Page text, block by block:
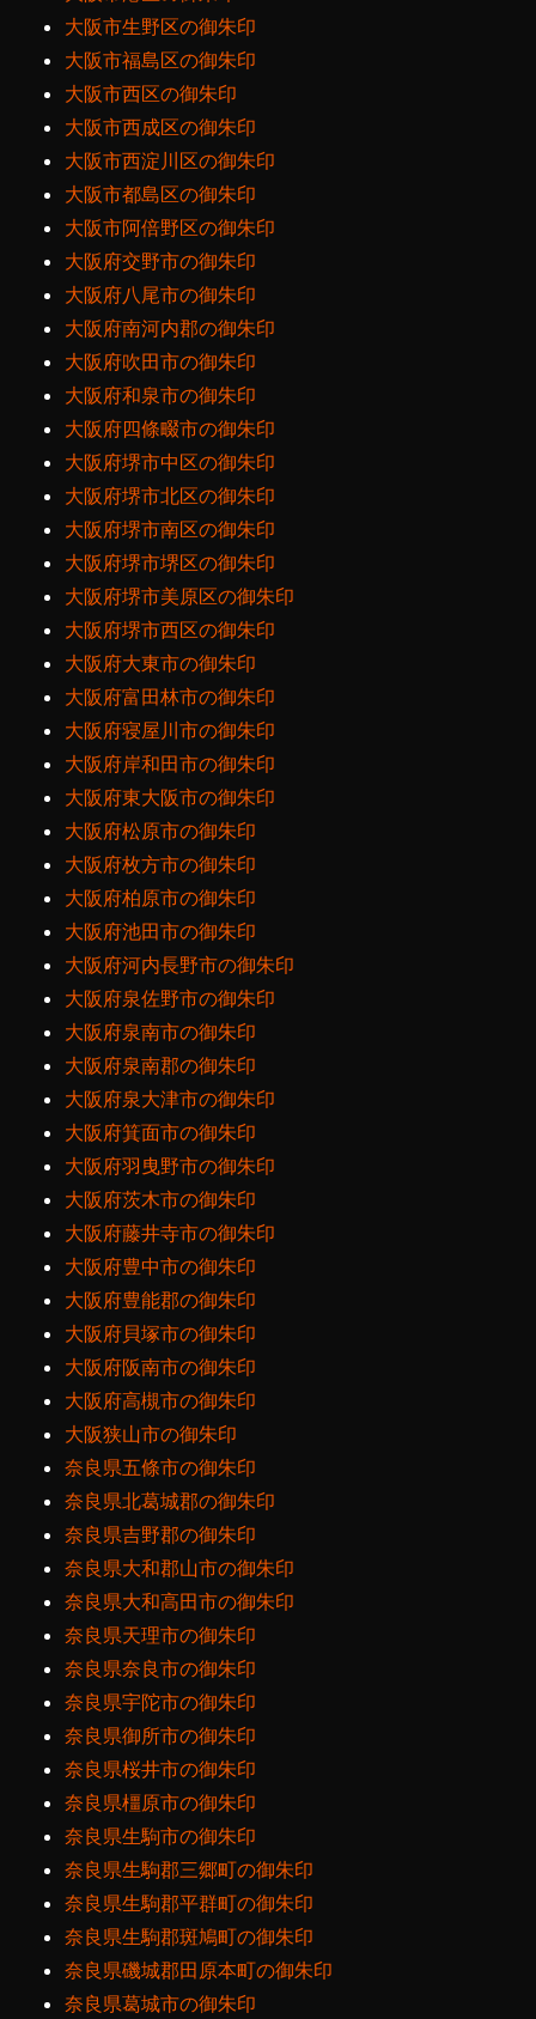
大阪市生野区の御朱印
大阪市福島区の御朱印
大阪市西区の御朱印
大阪市西成区の御朱印
大阪市西淀川区の御朱印
大阪市都島区の御朱印
大阪市阿倍野区の御朱印
大阪府交野市の御朱印
大阪府八尾市の御朱印
大阪府南河内郡の御朱印
大阪府吹田市の御朱印
大阪府和泉市の御朱印
大阪府四條畷市の御朱印
大阪府堺市中区の御朱印
大阪府堺市北区の御朱印
大阪府堺市南区の御朱印
大阪府堺市堺区の御朱印
大阪府堺市美原区の御朱印
大阪府堺市西区の御朱印
大阪府大東市の御朱印
大阪府富田林市の御朱印
大阪府寝屋川市の御朱印
大阪府岸和田市の御朱印
大阪府東大阪市の御朱印
大阪府松原市の御朱印
大阪府枚方市の御朱印
大阪府柏原市の御朱印
大阪府池田市の御朱印
大阪府河内長野市の御朱印
大阪府泉佐野市の御朱印
大阪府泉南市の御朱印
大阪府泉南郡の御朱印
大阪府泉大津市の御朱印
大阪府箕面市の御朱印
大阪府羽曳野市の御朱印
大阪府茨木市の御朱印
大阪府藤井寺市の御朱印
大阪府豊中市の御朱印
大阪府豊能郡の御朱印
大阪府貝塚市の御朱印
大阪府阪南市の御朱印
大阪府高槻市の御朱印
大阪狭山市の御朱印
奈良県五條市の御朱印
奈良県北葛城郡の御朱印
奈良県吉野郡の御朱印
奈良県大和郡山市の御朱印
奈良県大和高田市の御朱印
奈良県天理市の御朱印
奈良県奈良市の御朱印
奈良県宇陀市の御朱印
奈良県御所市の御朱印
奈良県桜井市の御朱印
奈良県橿原市の御朱印
奈良県生駒市の御朱印
奈良県生駒郡三郷町の御朱印
奈良県生駒郡平群町の御朱印
奈良県生駒郡斑鳩町の御朱印
奈良県磯城郡田原本町の御朱印
奈良県葛城市の御朱印